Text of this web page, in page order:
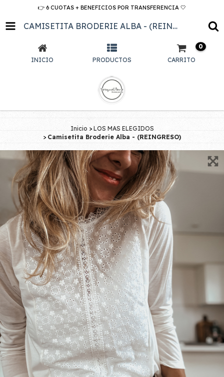
👉 6 CUOTAS + BENEFICIOS POR TRANSFERENCIA 🤍
CAMISETITA BRODERIE ALBA - (REINGRESO)
INICIO PRODUCTOS CARRITO
0
Inicio > LOS MAS ELEGIDOS
> Camisetita Broderie Alba - (REINGRESO)